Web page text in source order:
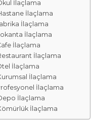
İlaçlama
İlaçlama
İlaçlama
İlaçlama
İlaçlama
İlaçlama
İlaçlama
İlaçlama
İlaçlama
İlaçlama
İlaçlama